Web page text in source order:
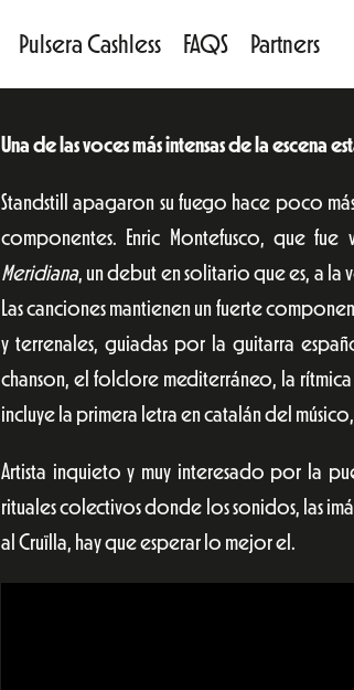
Pulsera Cashless FAQS Partners
Una de las voces más intensas de la escena
Standstill apagaron su fuego hace poco
componentes. Enric Montefusco, que
Meridiana, un debut en solitario que es, a
Las canciones mantienen un fuerte
y terrenales, guiadas por la guitarra
chanson, el folclore mediterráneo, la
incluye la primera letra en catalán del músico,
Artista inquieto y muy interesado por la
rituales colectivos donde los sonidos, las
al Cruïlla, hay que esperar lo mejor el.